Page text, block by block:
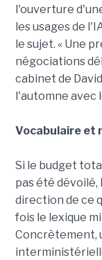
l'ouverture
les usages de
le sujet. « Une
négociations
cabinet de
l'automne avec
Vocabulaire et
Si le budget
pas été dévoilé,
direction de ce
fois le lexique
Concrètement,